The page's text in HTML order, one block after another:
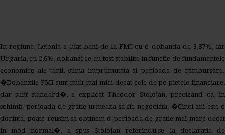
In regiune, Letonia a luat bani de la FMI cu o dobanda de 3,87%, iar
Ungaria, cu 2,6%, dobanzi ce au fost stabilite in functie de fundamentele
economice ale tarii, suma imprumutata si perioada de rambursare.
�Dobanzile FMI sunt mult mai mici decat cele de pe pietele financiare,
dar sunt standard�, a explicat Theodor Stolojan, precizand ca, in
schimb, perioada de gratie urmeaza sa fie negociata. �Cinci ani este o
dorinta, poate reusim sa obtinem o perioada de gratie mai mare decat
in mod normal�, a spus Stolojan referindu-se la declaratia de